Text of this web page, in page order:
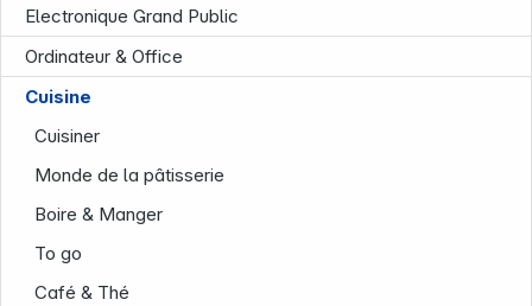
Electronique Grand Public
Ordinateur & Office
Cuisine
Cuisiner
Monde de la pâtisserie
Boire & Manger
To go
Café & Thé
Société